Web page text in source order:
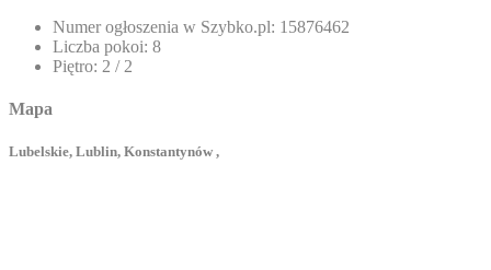
Numer ogłoszenia w Szybko.pl: 15876462
Liczba pokoi: 8
Piętro: 2 / 2
Mapa
Lubelskie, Lublin, Konstantynów ,